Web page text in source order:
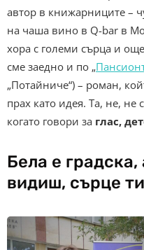
автор в книжарниците –
на чаша вино в Q-bar в
хора с големи сърца и
сме заедно и по „
„Потайниче“) – роман,
прах като идея. Та, не, не
когато говори за глас,
Бела е
видиш, сърце